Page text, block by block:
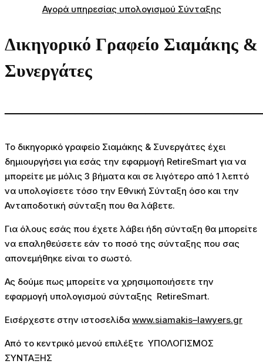
Αγορά υπηρεσίας υπολογισμού Σύνταξης
Δικηγορικό Γραφείο Σιαμάκης &
Συνεργάτες
Το δικηγορικό γραφείο Σιαμάκης & Συνεργάτες έχει
δημιουργήσει για εσάς την εφαρμογή RetireSmart για να
μπορείτε με μόλις 3 βήματα και σε λιγότερο από 1 λεπτό
να υπολογίσετε τόσο την Εθνική Σύνταξη όσο και την
Ανταποδοτική σύνταξη που θα λάβετε.
Για όλους εσάς που έχετε λάβει ήδη σύνταξη θα μπορείτε
να επαληθεύσετε εάν το ποσό της σύνταξης που σας
απονεμήθηκε είναι το σωστό.
Ας δούμε πως μπορείτε να χρησιμοποιήσετε την
εφαρμογή υπολογισμού σύνταξης RetireSmart.
Εισέρχεστε στην ιστοσελίδα www.siamakis–lawyers.gr
Από το κεντρικό μενού επιλέξτε ΥΠΟΛΟΓΙΣΜΟΣ
ΣΥΝΤΑΞΗΣ